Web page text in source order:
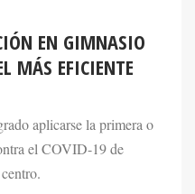
EN GIMNASIO
MÁS EFICIENTE
aplicarse la primera o
el COVID-19 de